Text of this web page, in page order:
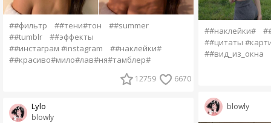
##фильтр ##тени#тон
##summer
##tumblr
##эффекты
##инстаграм #instagram
##наклейки#
##красиво#мило#лав#ня#тамблер#
12759 6670
blowly
Lylo
##наклейки#
##цитаты
##вид_из_окна
blowly